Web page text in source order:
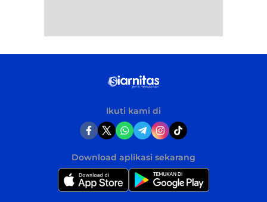
Ikuti kami di
Download aplikasi sekarang